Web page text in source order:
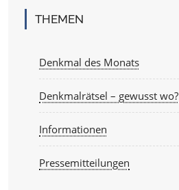
THEMEN
Denkmal des Monats
Denkmalrätsel – gewusst wo?
Informationen
Pressemitteilungen